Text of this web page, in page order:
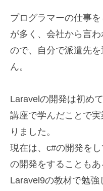
プログラマーの仕事
が多 く、会社から言
ので、自分で派遣先を
ん。
Laravelの開発は初め
講座で学んだことで
りました。
現在は、c#の開発を
の開発をすることも
Laravel9の教材で勉強